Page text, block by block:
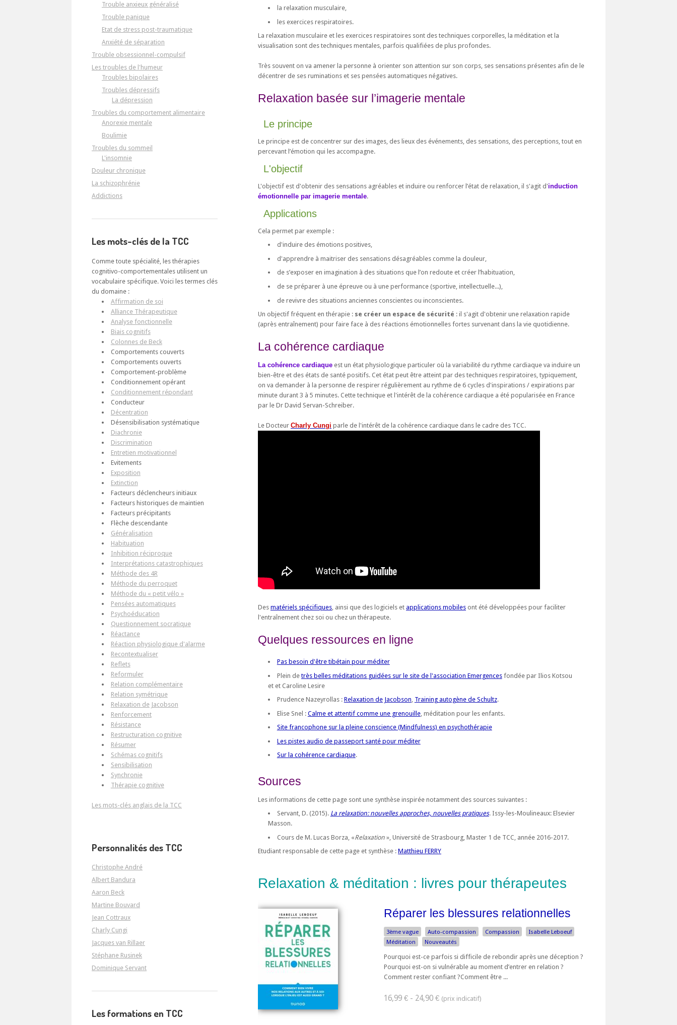
la relaxation musculaire,
les exercices respiratoires.
La relaxation musculaire et les exercices respiratoires sont des techniques corporelles, la méditation et la
visualisation sont des techniques mentales, parfois qualifiées de plus profondes.
Très souvent on va amener la personne à orienter son attention sur son corps, ses sensations présentes afin de le
décentrer de ses ruminations et ses pensées automatiques négatives.
Relaxation basée sur l’imagerie mentale
Le principe
Le principe est de concentrer sur des images, des lieux des événements, des sensations, des perceptions, tout en
percevant l’émotion qui les accompagne.
L'objectif
L'objectif est d'obtenir des sensations agréables et induire ou renforcer l’état de relaxation, il s'agit d'induction
émotionnelle par imagerie mentale.
Applications
Cela permet par exemple :
d'induire des émotions positives,
d'apprendre à maitriser des sensations désagréables comme la douleur,
de s’exposer en imagination à des situations que l’on redoute et créer l’habituation,
de se préparer à une épreuve ou à une performance (sportive, intellectuelle...),
de revivre des situations anciennes conscientes ou inconscientes.
Un objectif fréquent en thérapie : se créer un espace de sécurité : il s'agit d'obtenir une relaxation rapide
(après entraînement) pour faire face à des réactions émotionnelles fortes survenant dans la vie quotidienne.
La cohérence cardiaque
La cohérence cardiaque est un état physiologique particuler où la variabilité du rythme cardiaque va induire un
bien-être et des états de santé positifs. Cet état peut être atteint par des techniques respiratoires, typiquement,
on va demander à la personne de respirer régulièrement au rythme de 6 cycles d'inspirations / expirations par
minute durant 3 à 5 minutes. Cette technique et l'intérêt de la cohérence cardiaque a été popularisée en France
par le Dr David Servan-Schreiber.
Le Docteur Charly Cungi parle de l'intérêt de la cohérence cardiaque dans le cadre des TCC.
Des matériels spécifiques , ainsi que des logiciels et applications mobiles ont été développées pour faciliter
l'entraînement chez soi ou chez un thérapeute.
Quelques ressources en ligne
Pas besoin d'être tibétain pour méditer
Plein de très belles méditations guidées sur le site de l'association Emergencesfondée par Ilios Kotsou
et et Caroline Lesire
Prudence Nazeyrollas : Relaxation de Jacobson, Training autogène de Schultz.
Elise Snel : Calme et attentif comme une grenouille, méditation pour les enfants.
Site francophone sur la pleine conscience (Mindfulness) en psychothérapie
Les pistes audio de passeport santé pour méditer
Sur la cohérence cardiaque.
Sources
Les informations de cette page sont une synthèse inspirée notamment des sources suivantes :
Servant, D. (2015). La relaxation: nouvelles approches, nouvelles pratiques. Issy-les-Moulineaux: Elsevier
Masson.
Cours de M. Lucas Borza, «Relaxation », Université de Strasbourg, Master 1 de TCC, année 2016-2017.
Etudiant responsable de cette page et synthèse : Matthieu FERRY
Relaxation & méditation : livres pour thérapeutes
Réparer les blessures relationnelles
3ème vague Auto-compassion Compassion
Isabelle Leboeuf
Méditation
Nouveautés
Pourquoi est-ce parfois si difficile de rebondir après une déception ?
Pourquoi est-on si vulnérable au moment d’entrer en relation ?
Comment rester confiant ?Comment être ...
16,99 € - 24,90 €
Trouble anxieux généralisé
Trouble panique
Etat de stress post-traumatique
Anxiété de séparation
Trouble obsessionnel-compulsif
Les troubles de l'humeur
Troubles bipolaires
Troubles dépressifs
La dépression
Troubles du comportement alimentaire
Anorexie mentale
Boulimie
Troubles du sommeil
L'insomnie
Douleur chronique
La schizophrénie
Addictions
Les mots-clés de la TCC
Comme toute spécialité, les thérapies
cognitivo-comportementales utilisent un
vocabulaire spécifique. Voici les termes clés
du domaine :
Affirmation de soi
Alliance Thérapeutique
Analyse fonctionnelle
Biais cognitifs
Colonnes de Beck
Comportements couverts
Comportements ouverts
Comportement-problème
Conditionnement opérant
Conditionnement répondant
Conducteur
Décentration
Désensibilisation systématique
Diachronie
Discrimination
Entretien motivationnel
Evitements
Exposition
Extinction
Facteurs déclencheurs initiaux
Facteurs historiques de maintien
Facteurs précipitants
Flèche descendante
Généralisation
Habituation
Inhibition réciproque
Interprétations catastrophiques
Méthode des 4R
Méthode du perroquet
Méthode du « petit vélo »
Pensées automatiques
Psychoéducation
Questionnement socratique
Réactance
Réaction physiologique d'alarme
Recontextualiser
Reflets
Reformuler
Relation complémentaire
Relation symétrique
Relaxation de Jacobson
Renforcement
Résistance
Restructuration cognitive
Résumer
Schémas cognitifs
Sensibilisation
Synchronie
Thérapie cognitive
Les mots-clés anglais de la TCC
Personnalités des TCC
Christophe André
Albert Bandura
Aaron Beck
Martine Bouvard
Jean Cottraux
Charly Cungi
Jacques van Rillaer
Stéphane Rusinek
Dominique Servant
Les formations en TCC